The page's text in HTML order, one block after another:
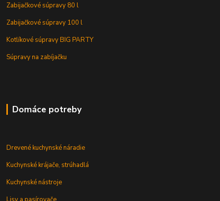
Zabijačkové súpravy 80 l
Zabijačkové súpravy 100 l
Kotlíkové súpravy BIG PARTY
Súpravy na zabíjačku
Domáce potreby
Drevené kuchynské náradie
Kuchynské krájače, strúhadlá
Kuchynské nástroje